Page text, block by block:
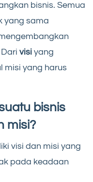
bisnis. Semua
yang sama
visi yang
misi yang harus
bisnis
misi?
visi dan misi yang
pada keadaan